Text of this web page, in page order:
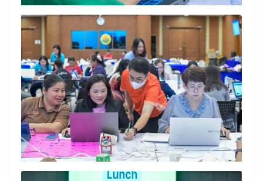
Search
for:
Search